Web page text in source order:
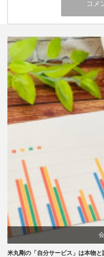
米丸剛の「自分サービス」は本物